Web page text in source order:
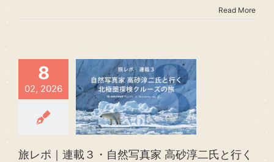
Read More
8
02, 2026
旅レポ｜連載３・自然写真家 高砂淳二氏と行く